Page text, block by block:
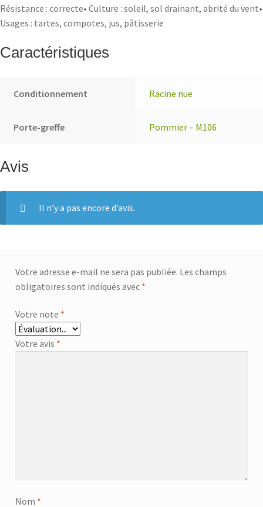
Résistance : correcte• Culture : soleil, sol drainant, abrité du vent•
Usages : tartes, compotes, jus, pâtisserie
Caractéristiques
Conditionnement Racine nue
Porte-greffe Pommier – M106
Avis
Il n’y a pas encore d’avis.
Votre adresse e-mail ne sera pas publiée. Les champs
obligatoires sont indiqués avec *
Votre note *
Votre avis *
Nom *